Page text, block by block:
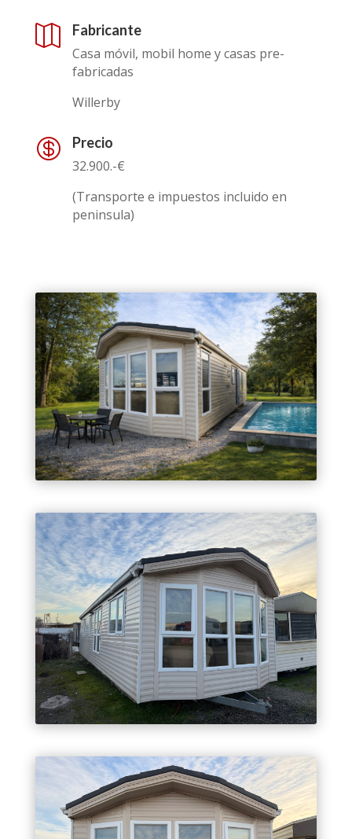

Fabricante
Casa móvil, mobil home y casas pre-
fabricadas
Willerby

Precio
32.900.-€
(Transporte e impuestos incluido en
peninsula)